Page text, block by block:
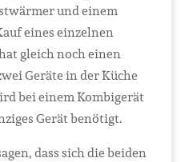
und einem
eines einzelnen
gleich noch einen
Geräte in der Küche
bei einem Kombigerät
Gerät benötigt.
dass sich die beiden